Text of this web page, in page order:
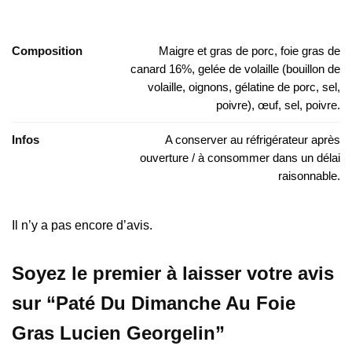
Composition
Maigre et gras de porc, foie gras de
canard 16%, gelée de volaille (bouillon de
volaille, oignons, gélatine de porc, sel,
poivre), œuf, sel, poivre.
Infos
A conserver au réfrigérateur après
ouverture / à consommer dans un délai
raisonnable.
Il n’y a pas encore d’avis.
Soyez le premier à laisser votre avis
sur “Paté Du Dimanche Au Foie
Gras Lucien Georgelin”